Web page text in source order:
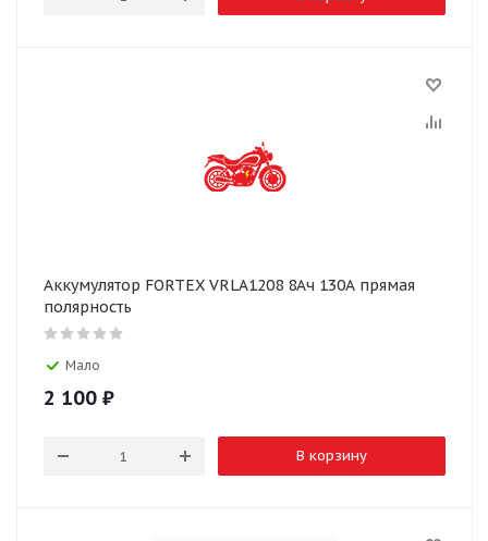
Аккумулятор FORTEX VRLA1208 8Ач 130А прямая
полярность
Мало
2 100 ₽
В корзину